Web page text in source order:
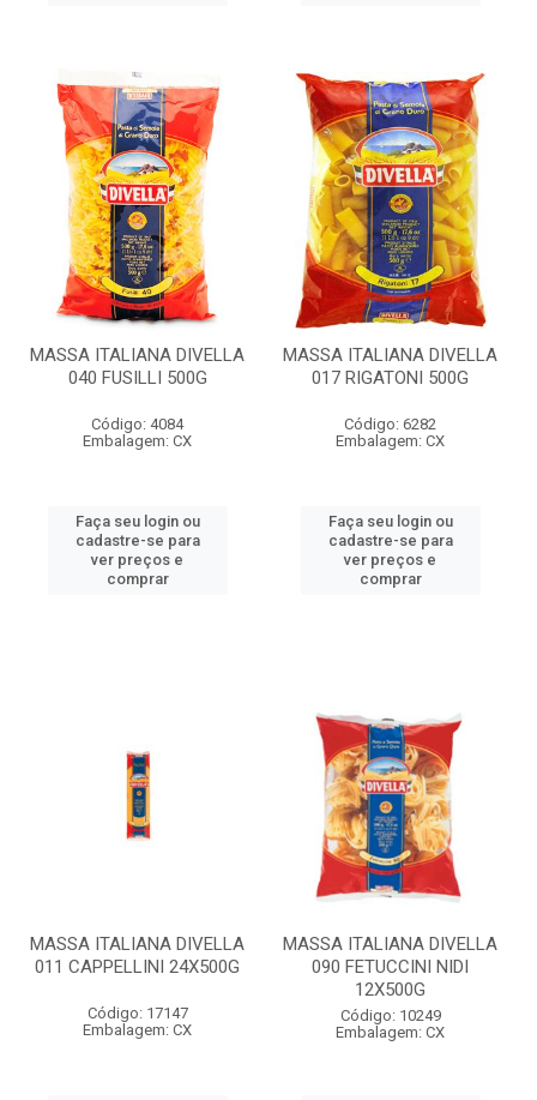
MASSA ITALIANA DIVELLA
040 FUSILLI 500G
Código: 4084
Embalagem: CX
Faça seu login ou
cadastre-se para
ver preços e
comprar
MASSA ITALIANA DIVELLA
017 RIGATONI 500G
Código: 6282
Embalagem: CX
Faça seu login ou
cadastre-se para
ver preços e
comprar
MASSA ITALIANA DIVELLA
011 CAPPELLINI 24X500G
Código: 17147
Embalagem: CX
MASSA ITALIANA DIVELLA
090 FETUCCINI NIDI
12X500G
Código: 10249
Embalagem: CX